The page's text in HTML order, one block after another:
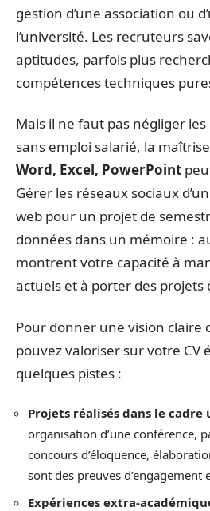
gestion d’une association ou
l’université. Les recruteurs
aptitudes, parfois plus
compétences techniques
Mais il ne faut pas négliger les
sans emploi salarié, la
Word, Excel, PowerPoint
Gérer les réseaux sociaux
web pour un projet de
données dans un mémoire :
montrent votre capacité à
actuels et à porter des projets
Pour donner une vision claire
pouvez valoriser sur votre CV
quelques pistes :
Projets réalisés dans le
organisation d’une conférence,
concours d’éloquence,
sont des preuves d’engagement
Expériences extra-